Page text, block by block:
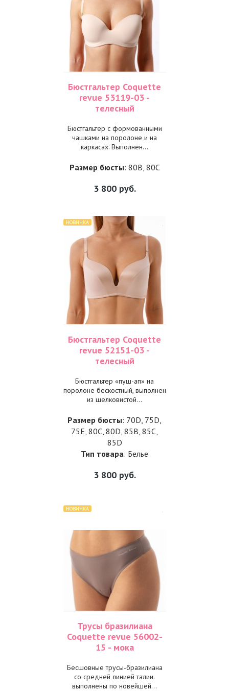
Бюстгальтер Coquette
revue 53119-03 -
телесный
Бюстгальтер с формованными
чашками на поролоне и на
каркасах. Выполнен...
Размер бюсты: 80B, 80C
3 800руб.
НОВИНКА
Бюстгальтер Coquette
revue 52151-03 -
телесный
Бюстгальтер «пуш-ап» на
поролоне бескостный, выполнен
из шелковистой...
Размер бюсты: 70D, 75D,
75E, 80C, 80D, 85B, 85C,
85D
Тип товара: Белье
3 800руб.
НОВИНКА
Трусы бразилиана
Coquette revue 56002-
15 - мока
Бесшовные трусы-бразилиана
co средней линией талии.
выполнены по новейшей...